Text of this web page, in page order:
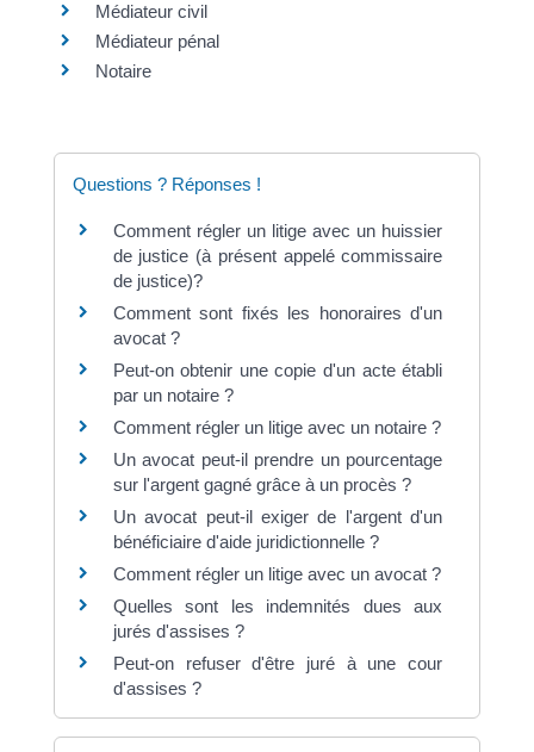
Médiateur civil
Médiateur pénal
Notaire
Questions ? Réponses !
Comment régler un litige avec un huissier
de justice (à présent appelé commissaire
de justice)?
Comment sont fixés les honoraires d'un
avocat ?
Peut-on obtenir une copie d'un acte établi
par un notaire ?
Comment régler un litige avec un notaire ?
Un avocat peut-il prendre un pourcentage
sur l'argent gagné grâce à un procès ?
Un avocat peut-il exiger de l'argent d'un
bénéficiaire d'aide juridictionnelle ?
Comment régler un litige avec un avocat ?
Quelles sont les indemnités dues aux
jurés d'assises ?
Peut-on refuser d'être juré à une cour
d'assises ?